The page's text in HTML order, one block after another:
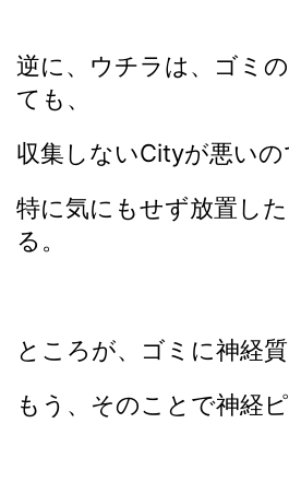
逆に、ウチラは、ゴミ
ても、
収集しないCityが悪いの
特に気にもせず放置し
る。
ところが、ゴミに神経質
もう、そのことで神経ピ